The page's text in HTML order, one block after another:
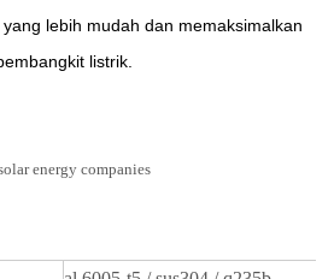
lebih mudah dan memaksimalkan
listrik.